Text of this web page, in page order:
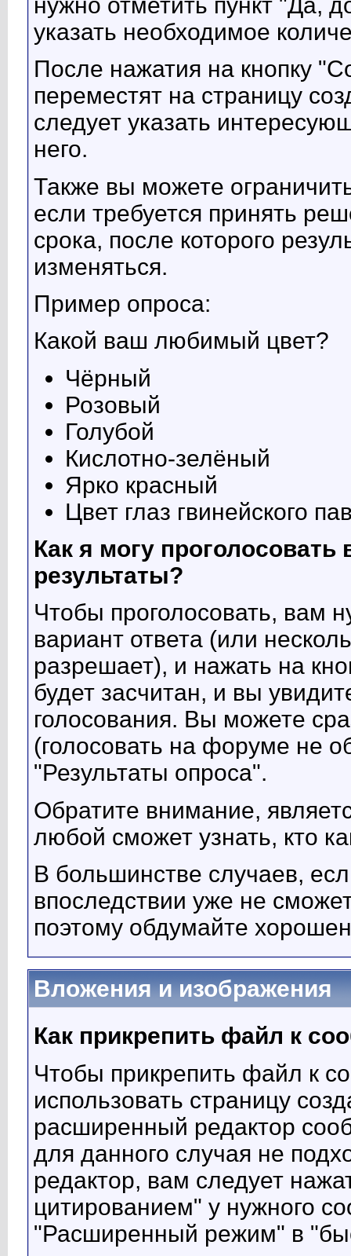
указать необходимое
После нажатия на кнопку
переместят на страницу
следует указать
него.
Также вы можете
если требуется принять
срока, после которого
изменяться.
Пример опроса:
Какой ваш любимый цвет?
Чёрный
Розовый
Голубой
Кислотно-зелёный
Ярко красный
Цвет глаз гвинейского
Как я могу проголосовать
результаты?
Чтобы проголосовать, вам
вариант ответа (или
разрешает), и нажать на
будет засчитан, и вы
голосования. Вы можете
(голосовать на форуме не
"Результаты опроса".
Обратите внимание,
любой сможет узнать, кто
В большинстве случаев,
впоследствии уже не
поэтому обдумайте
Вложения и изображения
Как прикрепить файл к
Чтобы прикрепить файл к
использовать страницу
расширенный редактор
для данного случая не
редактор, вам следует
цитированием" у нужного
"Расширенный режим" в